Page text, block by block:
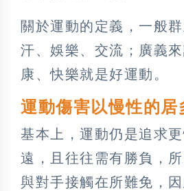
關於運動的定義，一般
汗、娛樂、交流；廣義
康、快樂就是好運動。
運動傷害以慢性的居
基本上，運動仍是追求
遠，且往往需有勝負，
與對手接觸在所難免，